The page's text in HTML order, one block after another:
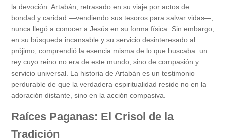
la devoción. Artabán, retrasado en su viaje por actos de
bondad y caridad —vendiendo sus tesoros para salvar vidas—,
nunca llegó a conocer a Jesús en su forma física. Sin embargo,
en su búsqueda incansable y su servicio desinteresado al
prójimo, comprendió la esencia misma de lo que buscaba: un
rey cuyo reino no era de este mundo, sino de compasión y
servicio universal. La historia de Artabán es un testimonio
perdurable de que la verdadera espiritualidad reside no en la
adoración distante, sino en la acción compasiva.
Raíces Paganas: El Crisol de la
Tradición